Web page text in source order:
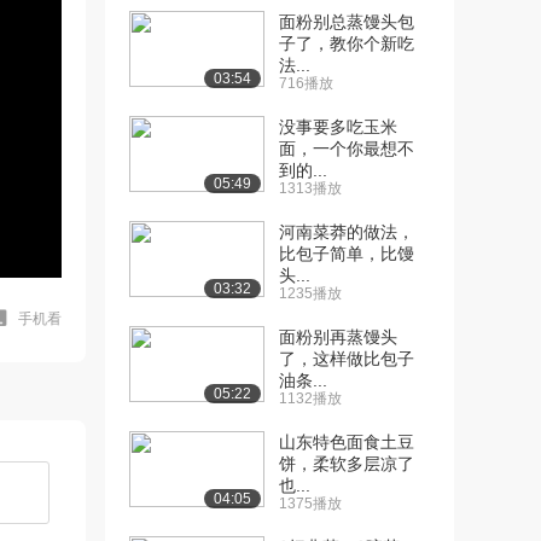
手机看
03:54
面粉别总蒸馒头包
子了，教你个新吃
法...
716播放
05:49
没事要多吃玉米
面，一个你最想不
到的...
1313播放
03:32
河南菜莽的做法，
比包子简单，比馒
头...
1235播放
05:22
面粉别再蒸馒头
了，这样做比包子
油条...
1132播放
04:05
山东特色面食土豆
饼，柔软多层凉了
也...
1375播放